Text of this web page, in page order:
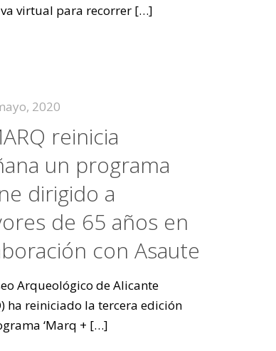
virtual para recorrer […]
2020
reinicia
un programa
dirigido a
de 65 años en
con Asaute
Arqueológico de Alicante
ha reiniciado la tercera edición
‘Marq + […]